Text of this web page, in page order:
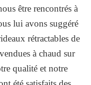
être rencontrés à
lui avons suggéré
rétractables de
à chaud sur
qualité et notre